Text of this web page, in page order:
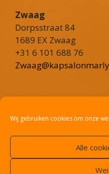
Wij gebruiken cookies om onze
Alle
Zwaag
Dorpsstraat 84
1689 EX Zwaag
+31 6 101 688 76
Rustenburgerweg 101